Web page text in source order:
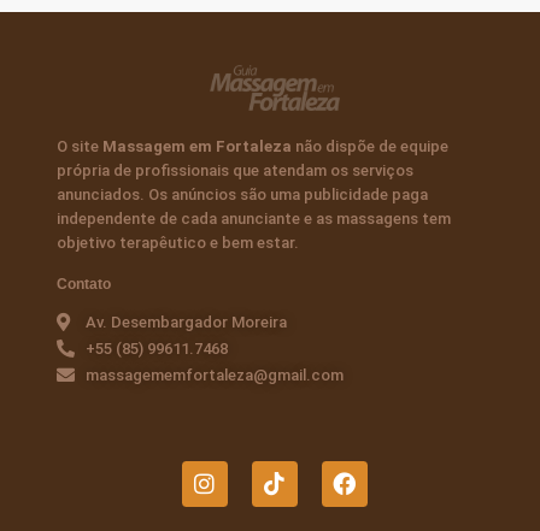
O site Massagem em Fortaleza não dispõe de equipe
própria de profissionais que atendam os serviços
anunciados. Os anúncios são uma publicidade paga
independente de cada anunciante e as massagens tem
objetivo terapêutico e bem estar.
Contato
Av. Desembargador Moreira
+55 (85) 99611.7468
massagememfortaleza@gmail.com
I
n
T
i
F
a